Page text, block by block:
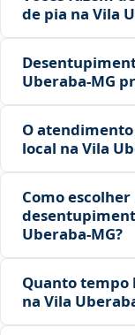
de pia na Vila
Uberaba‑MG
O
local na Vila
Como
Uberaba‑MG?
Quanto tempo
na Vila